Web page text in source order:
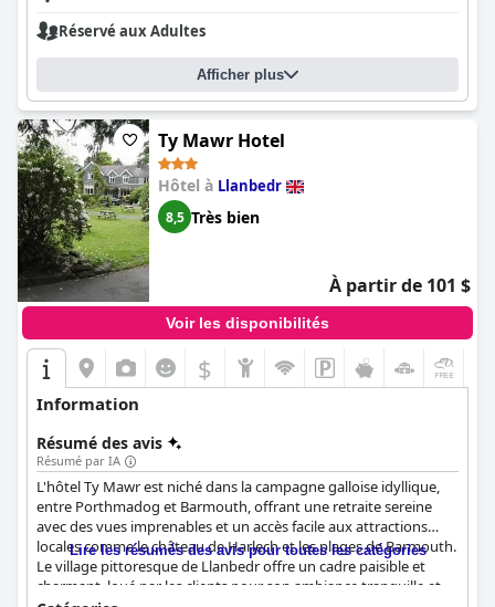
Réservé aux Adultes
Afficher plus
Ty Mawr Hotel
Hôtel à Llanbedr
8,5 Très bien
À partir de 101 $
Voir les disponibilités
$
Information
Résumé des avis
Résumé par IA
L'hôtel Ty Mawr est niché dans la campagne galloise idyllique,
entre Porthmadog et Barmouth, offrant une retraite sereine
avec des vues imprenables et un accès facile aux attractions
locales comme le château de Harlech et les plages de Barmouth.
Le village pittoresque de Llanbedr offre un cadre paisible et
charmant, loué par les clients pour son ambiance tranquille et
Lire les résumés des avis pour toutes les catégories